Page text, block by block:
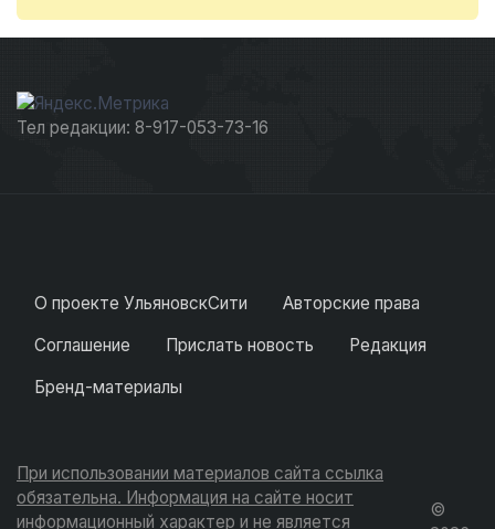
Тел редакции: 8-917-053-73-16
О проекте УльяновскСити
Авторские права
Соглашение
Прислать новость
Редакция
Бренд-материалы
При использовании материалов сайта ссылка
обязательна. Информация на сайте носит
информационный характер и не является
©